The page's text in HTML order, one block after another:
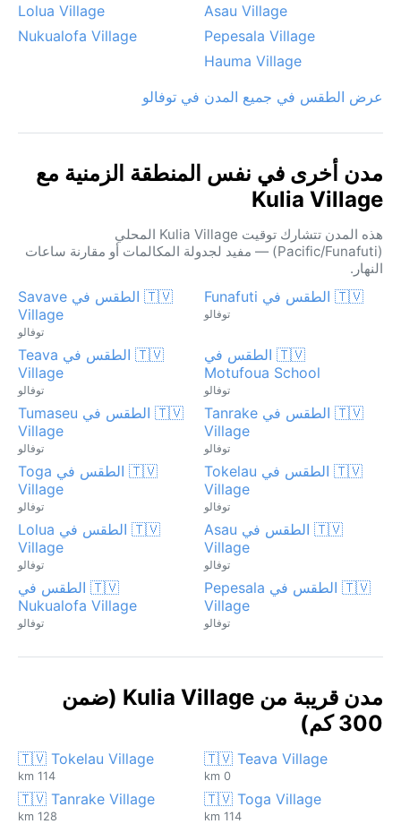
Asau Village
Lolua Village
Pepesala Village
Nukualofa Village
Hauma Village
عرض الطقس في جميع المدن في توفالو
مدن أخرى في نفس المنطقة الزمنية مع
Kulia Village
هذه المدن تتشارك توقيت Kulia Village المحلي
(Pacific/Funafuti) — مفيد لجدولة المكالمات أو مقارنة ساعات
النهار.
🇹🇻 الطقس في Funafuti
توفالو
🇹🇻 الطقس في Savave
Village
توفالو
🇹🇻 الطقس في
Motufoua School
توفالو
🇹🇻 الطقس في Teava
Village
توفالو
🇹🇻 الطقس في Tanrake
Village
توفالو
🇹🇻 الطقس في Tumaseu
Village
توفالو
🇹🇻 الطقس في Tokelau
Village
توفالو
🇹🇻 الطقس في Toga
Village
توفالو
🇹🇻 الطقس في Asau
Village
توفالو
🇹🇻 الطقس في Lolua
Village
توفالو
🇹🇻 الطقس في Pepesala
Village
توفالو
🇹🇻 الطقس في
Nukualofa Village
توفالو
مدن قريبة من Kulia Village (ضمن
300 كم)
🇹🇻 Teava Village
0 km
🇹🇻 Tokelau Village
114 km
🇹🇻 Toga Village
114 km
🇹🇻 Tanrake Village
128 km